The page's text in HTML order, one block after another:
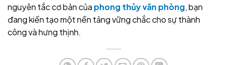
nguyên tắc cơ bản của phong thủy văn phòng, bạn
đang kiến tạo một nền tảng vững chắc cho sự thành
công và hưng thịnh.